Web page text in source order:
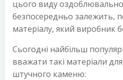
цього виду
безпосередньо залежить,
матеріалу, який виробник
Сьогодні найбільш
вважати такі матеріали
штучного каменю: